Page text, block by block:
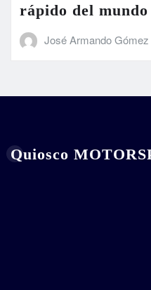
rápido del mundo
José Armando Gómez
Quiosco